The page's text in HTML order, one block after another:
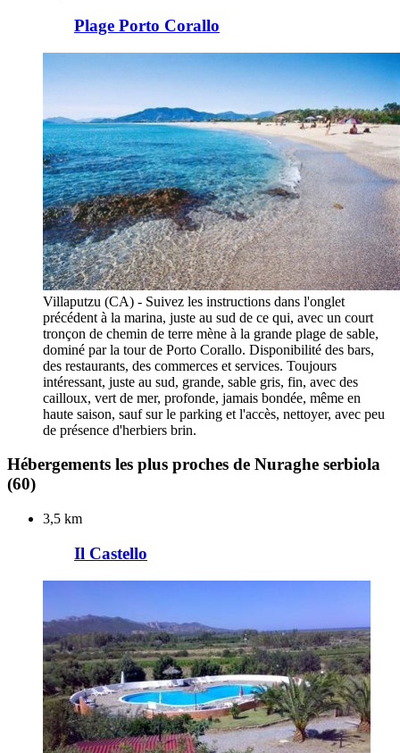
Plage Porto Corallo
Villaputzu (CA) - Suivez les instructions dans l'onglet
précédent à la marina, juste au sud de ce qui, avec un court
tronçon de chemin de terre mène à la grande plage de sable,
dominé par la tour de Porto Corallo. Disponibilité des bars,
des restaurants, des commerces et services. Toujours
intéressant, juste au sud, grande, sable gris, fin, avec des
cailloux, vert de mer, profonde, jamais bondée, même en
haute saison, sauf sur le parking et l'accès, nettoyer, avec peu
de présence d'herbiers brin.
Hébergements les plus proches de Nuraghe serbiola
(60)
3,5 km
Il Castello